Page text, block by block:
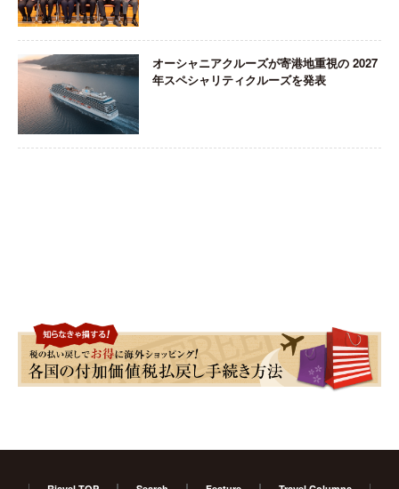
オーシャニアクルーズが寄港地重視の 2027
年スペシャリティクルーズを発表